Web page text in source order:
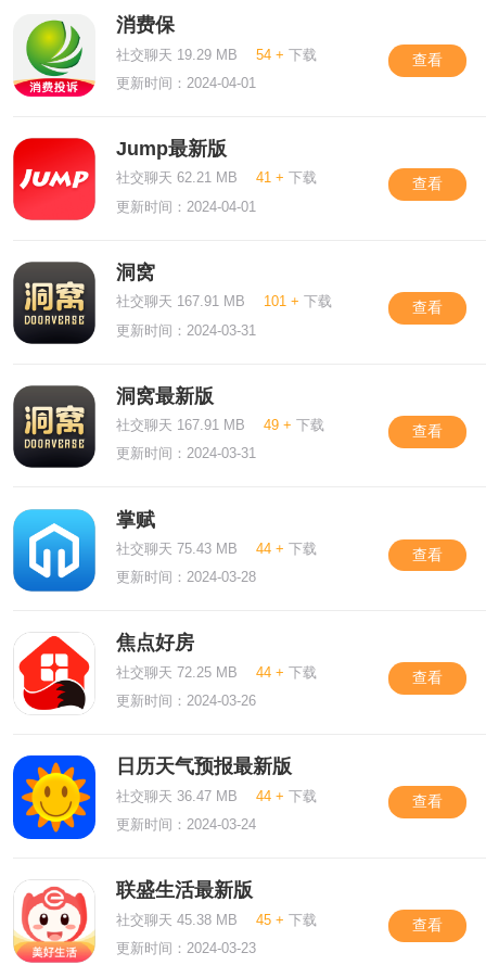
消费保
社交聊天 19.29 MB 54 + 下载
更新时间：2024-04-01
查看
Jump最新版
社交聊天 62.21 MB 41 + 下载
更新时间：2024-04-01
查看
洞窝
社交聊天 167.91 MB 101 + 下载
更新时间：2024-03-31
查看
洞窝最新版
社交聊天 167.91 MB 49 + 下载
更新时间：2024-03-31
查看
掌赋
社交聊天 75.43 MB 44 + 下载
更新时间：2024-03-28
查看
焦点好房
社交聊天 72.25 MB 44 + 下载
更新时间：2024-03-26
查看
日历天气预报最新版
社交聊天 36.47 MB 44 + 下载
更新时间：2024-03-24
查看
联盛生活最新版
社交聊天 45.38 MB 45 + 下载
更新时间：2024-03-23
查看